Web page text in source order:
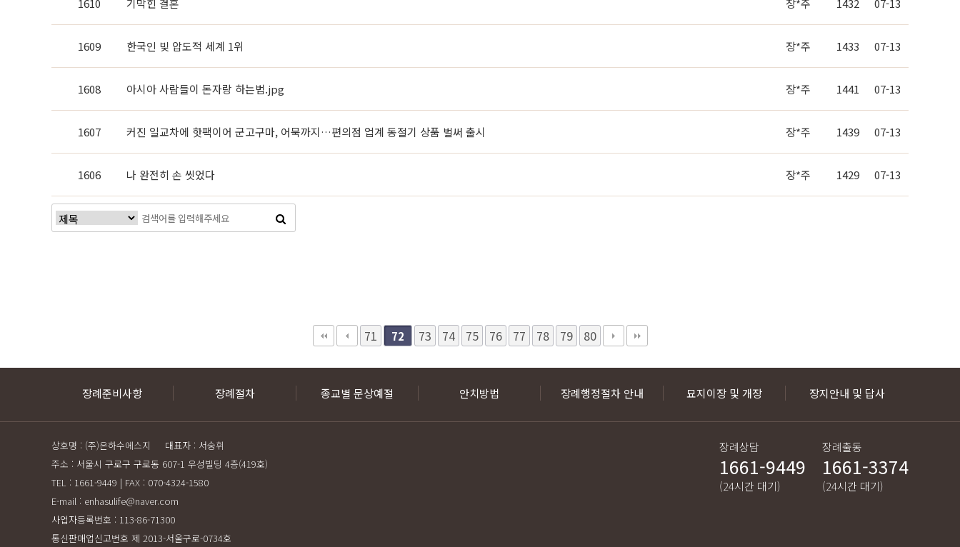
1610 기막힌 결혼 장*주 1432 07-13
1609 한국인 빚 압도적 세계 1위 장*주 1433 07-13
1608 아시아 사람들이 돈자랑 하는법.jpg 장*주 1441 07-13
1607 커진 일교차에 핫팩이어 군고구마, 어묵까지…편의점 업계 동절기 상품 벌써 출시 장*주 1439 07-13
1606 나 완전히 손 씻었다 장*주 1429 07-13
71 72 73 74 75 76 77 78 79 80
장례준비사항 장례절차 종교별 문상예절 안치방법 장례행정절차 안내 묘지이장 및 개장 장지안내 및 답사
상호명 : (주)은하수에스지 대표자 : 서숭휘
주소 : 서울시 구로구 구로동 607-1 우성빌딩 4층(419호)
TEL : 1661-9449 | FAX : 070-4324-1580
E-mail : enhasulife@naver.com
사업자등록번호 : 113-86-71300
통신판매업신고번호 제 2013-서울구로-0734호
장례상담
1661-9449
(24시간 대기)
장례출동
1661-3374
(24시간 대기)